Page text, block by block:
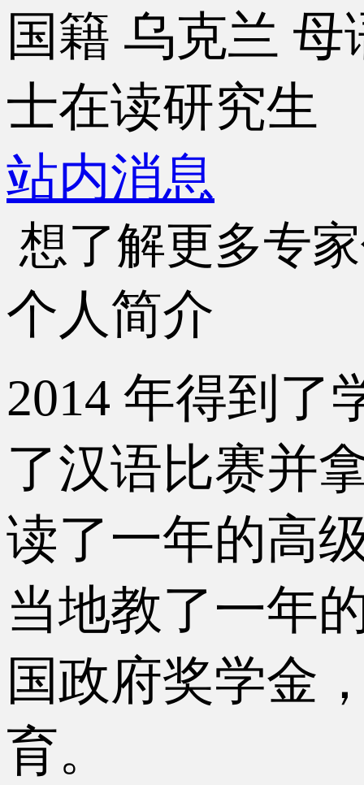
国籍 乌克兰 母
士在读研究生
站内消息
想了解更多专
个人简介
2014 年得到了
了汉语比赛并
读了一年的高
当地教了一年
国政府奖学金
育。